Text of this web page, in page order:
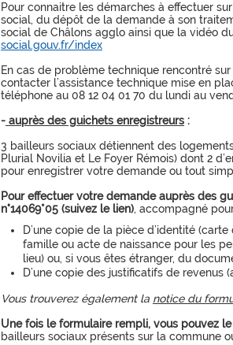
Pour connaitre les démarches à effectuer
social, du dépôt de la demande à son
social de Châlons agglo ainsi que la vidéo
social.gouv.fr/index
En cas de problème technique rencontré
contacter l’assistance technique mise en
téléphone au 08 12 04 01 70 du lundi au
- auprès des guichets enregistreurs :
3 bailleurs sociaux détiennent des
Plurial Novilia et Le Foyer Rémois) dont 2
pour enregistrer votre demande ou tout
Pour effectuer votre demande auprès des
n°14069*05 (suivez le lien), accompagné
D’une copie de la pièce d’identité
famille ou acte de naissance pour les
lieu) ou, si vous êtes étranger, du
D’une copie des justificatifs de
Vous trouverez également la notice du
Une fois le formulaire rempli, vous pouvez
bailleurs sociaux présents sur la commune